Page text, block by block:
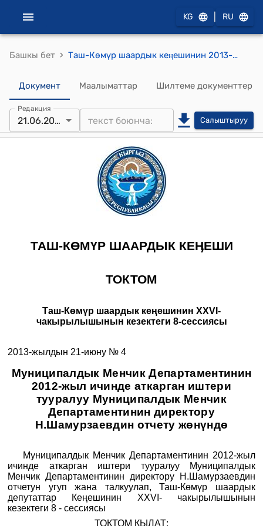
KG RU
Башкы бет › Таш-Көмүр шаардык кеӊешинин 2013-жылдын 21-июнундагы № 4 "Муниципалдык Менчик Департаментинин 2012-жыл ичинде аткарган иштери тууралуу Муниципалдык Менчик Департаментинин директору Н.Шамурзаевдин отчету жөнүндө" токтому
Документ Маалыматтар Шилтеме документтер
Редакция
21.06.2013 Салыштыруу